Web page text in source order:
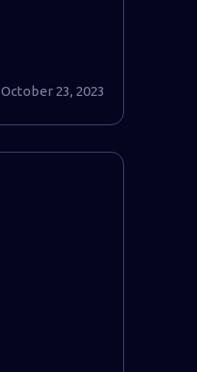
October 23, 2023